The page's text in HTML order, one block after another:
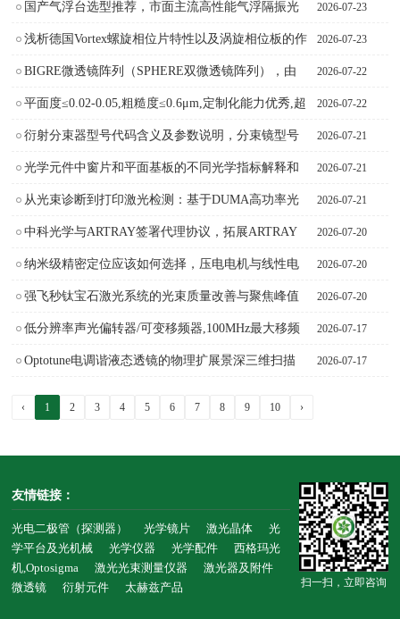
Skylark 320/349nm
国产气浮台选型推荐，市面主流高性能气浮隔振光
学平台对比，固有频率平面度,粗糙度各项实用性参
数对比
2026-07-23
浅析德国Vortex螺旋相位片特性以及涡旋相位板的作
用机理，从光学涡旋到拉盖尔-高斯模式
2026-07-23
BIGRE微透镜阵列（SPHERE双微透镜阵列），由
两个微透镜阵列组成，两个阵列焦距不同，厚度等
于两焦距之和
2026-07-22
平面度≤0.02-0.05,粗糙度≤0.6μm,定制化能力优秀,超
高性能、超高性价比阻尼隔振光学平台选型推荐
2026-07-22
衍射分束器型号代码含义及参数说明，分束镜型号
含义，命名规则
2026-07-21
光学元件中窗片和平面基板的不同光学指标解释和
各类基底材料的介绍与对比
2026-07-21
从光束诊断到打印激光检测：基于DUMA高功率光
斑分析仪BeamOn U3-E HP进行激光3D打印激光参
数检测方案
2026-07-21
中科光学与ARTRAY签署代理协议，拓展ARTRAY
产品在中国区布局
2026-07-20
纳米级精密定位应该如何选择，压电电机与线性电
机的对比，Zaber直线电机平移台
2026-07-20
强飞秒钛宝石激光系统的光束质量改善与聚焦峰值
强度测量，飞秒激光微透镜阵列（532nmMLA微透
镜阵列）
2026-07-20
低分辨率声光偏转器/可变移频器,100MHz最大移频
带宽、分辨率TDF47,光镊、量子应用,法国AA AOD
2026-07-17
Optotune电调谐液态透镜的物理扩展景深三维扫描
方案应用
2026-07-17
‹ 1 2 3 4 5 6 7 8 9 10 ›
友情链接：
光电二极管（探测器） 光学镜片 激光晶体
光
学平台及光机械
光学仪器 光学配件
西格玛光
机,Optosigma
激光光束测量仪器
激光器及附件
微透镜
衍射元件 太赫兹产品 扫一扫，立即咨询